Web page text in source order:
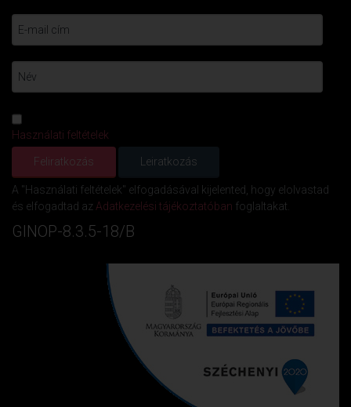
Használati feltételek
A "Használati feltételek" elfogadásával kijelented, hogy elolvastad
és elfogadtad az Adatkezelési tájékoztatóban foglaltakat.
GINOP-8.3.5-18/B